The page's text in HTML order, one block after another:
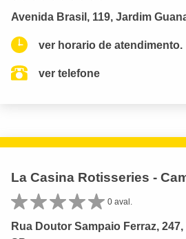
Avenida Brasil, 119, Jardim
ver horario de atendimento.
ver telefone
La Casina Rotisseries -
0 aval.
Rua Doutor Sampaio Ferraz,